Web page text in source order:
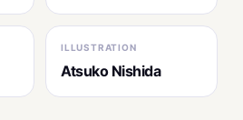
ILLUSTRATION
Atsuko Nishida